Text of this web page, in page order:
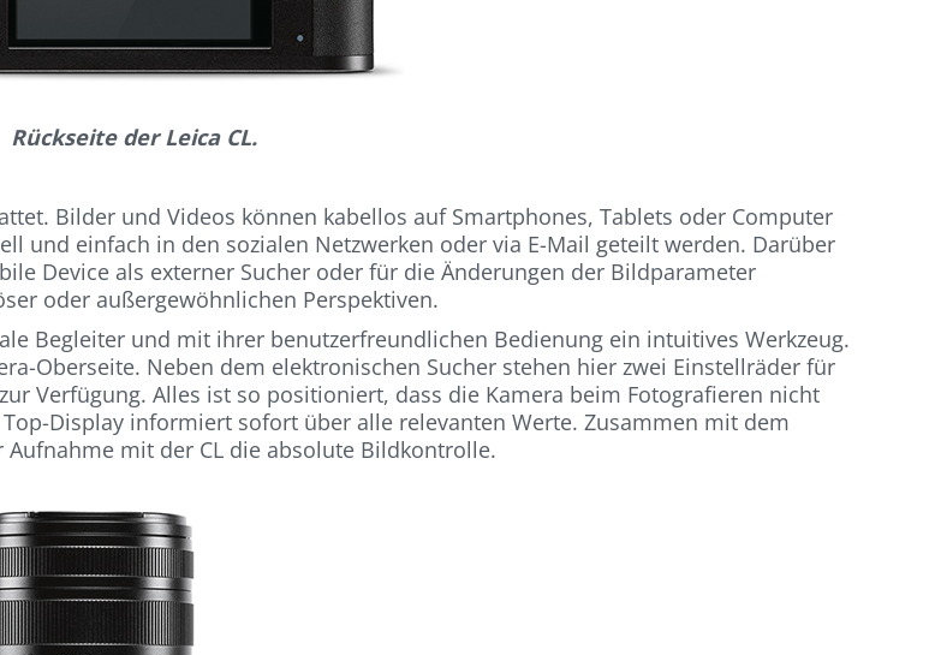
Rückseite der Leica CL.
Bilder und Videos können kabellos auf Smartphones, Tablets oder Computer
und einfach in den sozialen Netzwerken oder via E-Mail geteilt werden. Darüber
Device als externer Sucher oder für die Änderungen der Bildparameter
oder außergewöhnlichen Perspektiven.
Begleiter und mit ihrer benutzerfreundlichen Bedienung ein intuitives Werkzeug.
Oberseite. Neben dem elektronischen Sucher stehen hier zwei Einstellräder für
Verfügung. Alles ist so positioniert, dass die Kamera beim Fotografieren nicht
Display informiert sofort über alle relevanten Werte. Zusammen mit dem
mit der CL die absolute Bildkontrolle.